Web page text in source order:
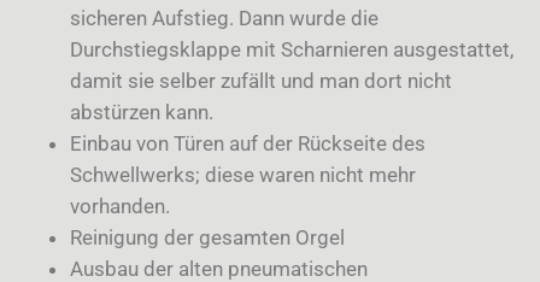
sicheren Aufstieg. Dann wurde die
Durchstiegsklappe mit Scharnieren ausgestattet,
damit sie selber zufällt und man dort nicht
abstürzen kann.
Einbau von Türen auf der Rückseite des
Schwellwerks; diese waren nicht mehr
vorhanden.
Reinigung der gesamten Orgel
Ausbau der alten pneumatischen